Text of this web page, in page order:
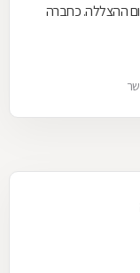
ההצללה. כחברה